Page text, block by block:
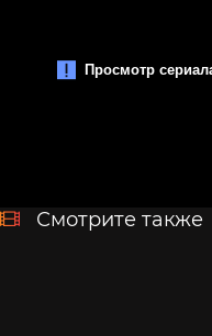
Смотрите также